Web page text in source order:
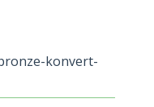
konvert-